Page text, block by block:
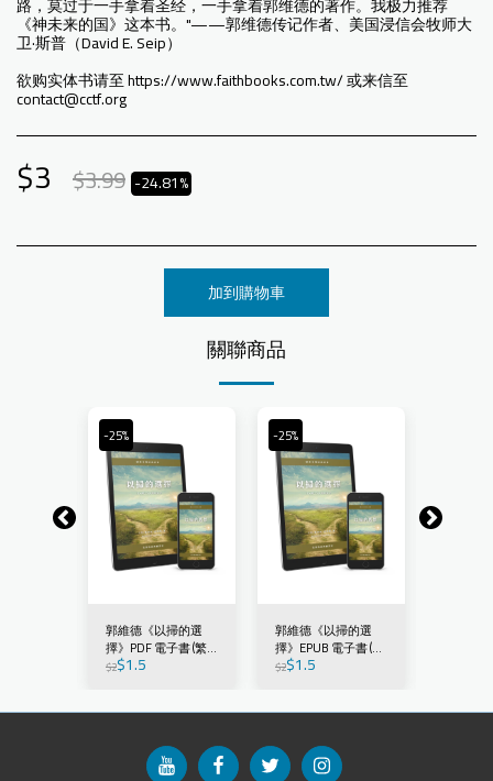
路，莫过于一手拿着圣经，一手拿着郭维德的著作。我极力推荐
《神未来的国》这本书。"——郭维德传记作者、美国浸信会牧师大
卫·斯普（David E. Seip）
欲购实体书请至 https://www.faithbooks.com.tw/ 或来信至
contact@cctf.org
$3 $3.99 -24.81%
加到購物車
關聯商品
-25%
郭維德《以掃的選
擇》PDF 電子書 (繁
體)
$2$1.5
-25%
郭維德《以掃的選
擇》EPUB 電子書 (繁
體)
$2$1.5